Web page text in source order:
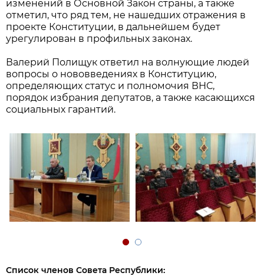
изменений в Основной Закон страны, а также
отметил, что ряд тем, не нашедших отражения в
проекте Конституции, в дальнейшем будет
урегулирован в профильных законах.
Валерий Полищук ответил на волнующие людей
вопросы о нововведениях в Конституцию,
определяющих статус и полномочия ВНС,
порядок избрания депутатов, а также касающихся
социальных гарантий.
Список членов Совета Республики: